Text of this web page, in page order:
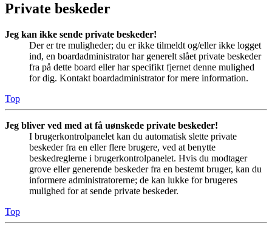
Private beskeder
Jeg kan ikke sende private beskeder!
Der er tre muligheder; du er ikke tilmeldt og/eller ikke logget
ind, en boardadministrator har generelt slået private beskeder
fra på dette board eller har specifikt fjernet denne mulighed
for dig. Kontakt boardadministrator for mere information.
Top
Jeg bliver ved med at få uønskede private beskeder!
I brugerkontrolpanelet kan du automatisk slette private
beskeder fra en eller flere brugere, ved at benytte
beskedreglerne i brugerkontrolpanelet. Hvis du modtager
grove eller generende beskeder fra en bestemt bruger, kan du
informere administratorerne; de kan lukke for brugeres
mulighed for at sende private beskeder.
Top